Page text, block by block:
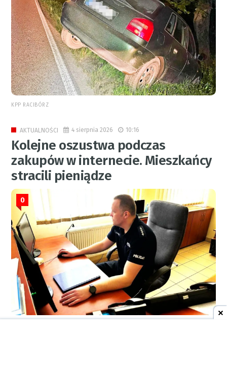
KPP RACIBÓRZ
AKTUALNOŚCI 4 sierpnia 2026 10:16
Kolejne oszustwa podczas
zakupów w internecie. Mieszkańcy
stracili pieniądze
0